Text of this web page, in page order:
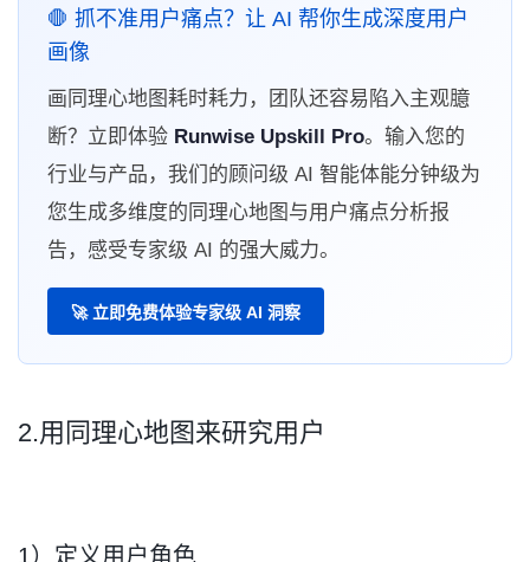
🛑 抓不准用户痛点？让 AI 帮你生成深度用户
画像
画同理心地图耗时耗力，团队还容易陷入主观臆
断？立即体验 Runwise Upskill Pro。输入您的
行业与产品，我们的顾问级 AI 智能体能分钟级为
您生成多维度的同理心地图与用户痛点分析报
告，感受专家级 AI 的强大威力。
🚀 立即免费体验专家级 AI 洞察
2.用同理心地图来研究用户
1）定义用户角色